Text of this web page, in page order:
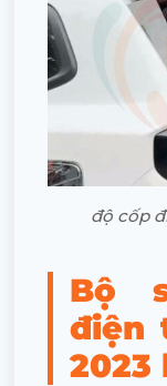
độ cốp
Bộ
điện
2023